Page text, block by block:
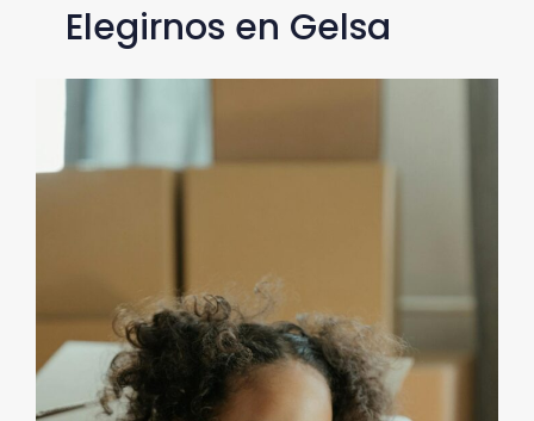
Elegirnos en Gelsa